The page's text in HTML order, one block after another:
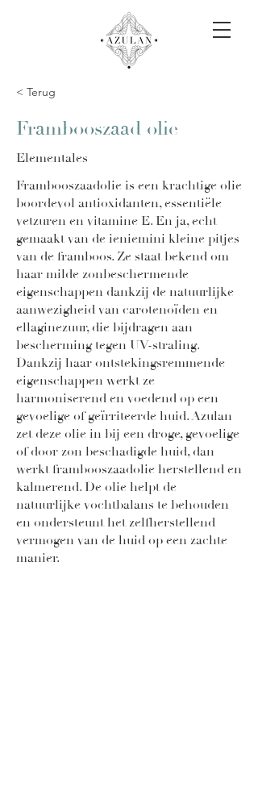
< Terug
Frambooszaad olie
Elementales
Frambooszaadolie is een krachtige olie
boordevol antioxidanten, essentiële
vetzuren en vitamine E. En ja, echt
gemaakt van de ieniemini kleine pitjes
van de framboos. Ze staat bekend om
haar milde zonbeschermende
eigenschappen dankzij de natuurlijke
aanwezigheid van carotenoïden en
ellaginezuur, die bijdragen aan
bescherming tegen UV-straling.
Dankzij haar ontstekingsremmende
eigenschappen werkt ze
harmoniserend en voedend op een
gevoelige of geïrriteerde huid. Azulan
zet deze olie in bij een droge, gevoelige
of door zon beschadigde huid, dan
werkt frambooszaadolie herstellend en
kalmerend. De olie helpt de
natuurlijke vochtbalans te behouden
en ondersteunt het zelfherstellend
vermogen van de huid op een zachte
manier.